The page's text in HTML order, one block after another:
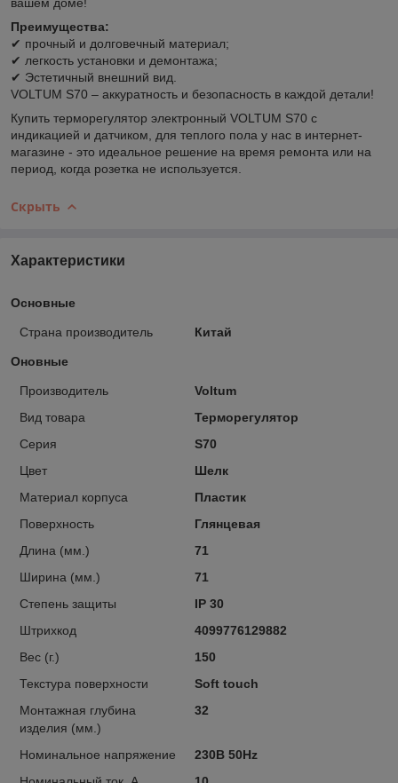
Преимущества:
✔ прочный и долговечный материал;
✔ легкость установки и демонтажа;
✔ Эстетичный внешний вид.
VOLTUM S70 – аккуратность и безопасность в каждой детали!
Купить терморегулятор электронный VOLTUM S70 с
индикацией и датчиком, для теплого пола у нас в интернет-
магазине - это идеальное решение на время ремонта или на
период, когда розетка не используется.
Скрыть
Характеристики
Основные
Страна производитель Китай
Оновные
Производитель
Voltum
Вид товара
Терморегулятор
Серия
S70
Цвет
Шелк
Материал корпуса
Пластик
Поверхность
Глянцевая
Длина (мм.)
71
Ширина (мм.)
71
Степень защиты
IP 30
Штрихкод
4099776129882
Вес (г.)
150
Текстура поверхности
Soft touch
Монтажная глубина
изделия (мм.)
32
Номинальное напряжение
230В 50Hz